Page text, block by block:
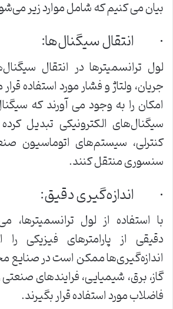
بیان می کنیم که شامل موارد زیر
· انتقال سیگنال‌ها:
لول ترانسمیترها در انتقال
جریان، ولتاژ و فشار مورد استفاده
امکان را به وجود می آورند که
سیگنال‌های الکترونیکی تبدیل
کنترلی، سیستم‌های اتوماسیون
سنسوری منتقل کنند.
· اندازه‌گیری دقیق:
با استفاده از لول ترانسمیترها،
دقیقی از پارامترهای فیزیکی
اندازه‌گیری‌ها ممکن است در صنایع
گاز، برق، شیمیایی، فرایندهای
فاضلاب مورد استفاده قرار بگیرند.